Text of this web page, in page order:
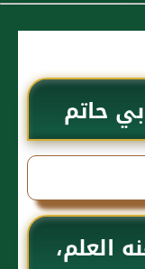
حاتم
العلم،